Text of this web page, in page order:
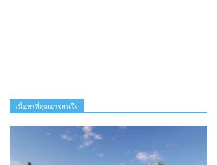
เนื้อหาที่คุณอาจสนใจ